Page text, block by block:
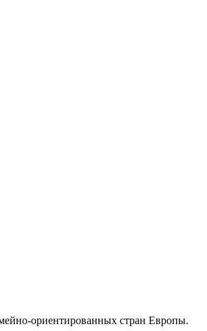
ориентированных стран Европы.